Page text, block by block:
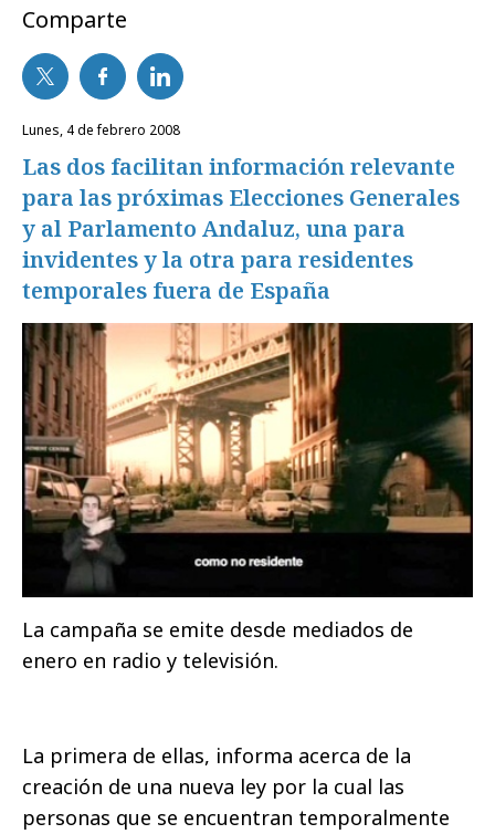
Comparte
lunes, 4 de febrero 2008
Las dos facilitan información relevante
para las próximas Elecciones Generales
y al Parlamento Andaluz, una para
invidentes y la otra para residentes
temporales fuera de España
La campaña se emite desde mediados de
enero en radio y televisión.
La primera de ellas, informa acerca de la
creación de una nueva ley por la cual las
personas que se encuentran temporalmente